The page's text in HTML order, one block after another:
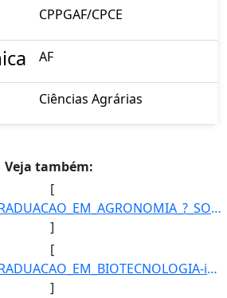
CPPGAF/CPCE
AF
Ciências Agrárias
Veja também:
[
3: programa-POS-GRADUACAO_EM_AGRONOMIA_?_SOLOS_E_NUTRICAO_DE_PLANTAS-id_unidade-612-unidade-COORDENACAO]
]
[
4: programa-POS-GRADUACAO_EM_BIOTECNOLOGIA-id_unidade-611-unidade-COORDENACAO_DO_PROGRAMA_DE_POS-GRADUA]
]